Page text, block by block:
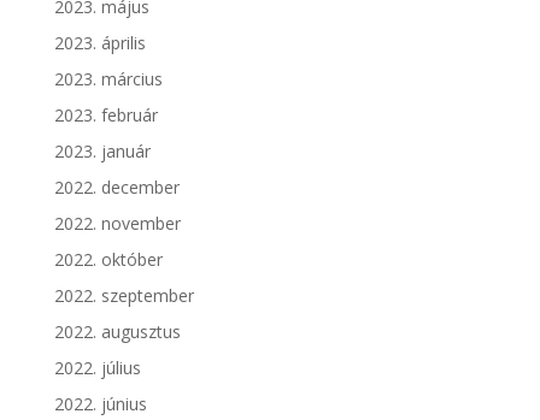
2023. május
2023. április
2023. március
2023. február
2023. január
2022. december
2022. november
2022. október
2022. szeptember
2022. augusztus
2022. július
2022. június